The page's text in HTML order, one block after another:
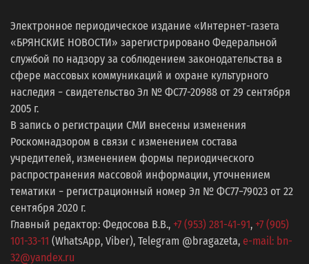
Электронное периодическое издание «Интернет-газета
«БРЯНСКИЕ НОВОСТИ» зарегистрировано Федеральной
службой по надзору за соблюдением законодательства в
сфере массовых коммуникаций и охране культурного
наследия − свидетельство Эл № ФС77-20988 от 29 сентября
2005 г.
В запись о регистрации СМИ внесены изменения
Роскомнадзором в связи с изменением состава
учредителей, изменением формы периодического
распространения массовой информации, уточнением
тематики − регистрационный номер Эл № ФС77−79023 от 22
сентября 2020 г.
Главный редактор: Федосова В.В., +7 (953) 281-41-91, +7 (905)
101-33-11 (WhatsApp, Viber), Telegram @bragazeta, e-mail: bn-
32@yandex.ru